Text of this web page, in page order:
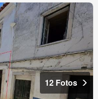
12 Fotos